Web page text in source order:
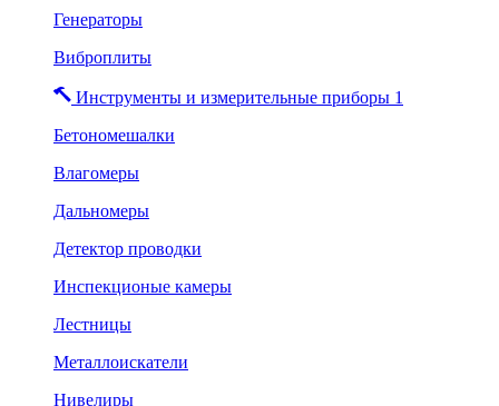
Генераторы
Виброплиты
Инструменты и измерительные приборы 1
Бетономешалки
Влагомеры
Дальномеры
Детектор проводки
Инспекционые камеры
Лестницы
Металлоискатели
Нивелиры